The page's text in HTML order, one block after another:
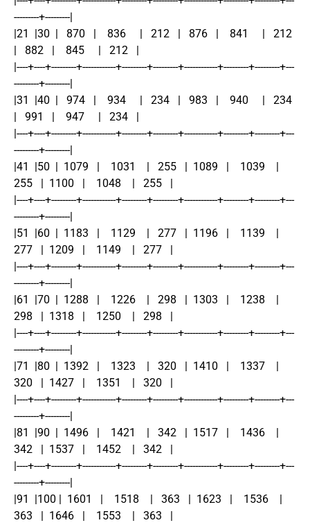
---------+---------|
|21  |30  |   870   |    836     |   212   |   876   |    841     |   212
|   882   |    845     |   212   |
|----+----+---------+------------+---------+---------+------------+---------+---------+---
---------+---------|
|31  |40  |   974   |    934     |   234   |   983   |    940     |   234
|   991   |    947     |   234   |
|----+----+---------+------------+---------+---------+------------+---------+---------+---
---------+---------|
|41  |50  |  1079   |    1031    |   255   |  1089   |    1039    |
255   |  1100   |    1048    |   255   |
|----+----+---------+------------+---------+---------+------------+---------+---------+---
---------+---------|
|51  |60  |  1183   |    1129    |   277   |  1196   |    1139    |
277   |  1209   |    1149    |   277   |
|----+----+---------+------------+---------+---------+------------+---------+---------+---
---------+---------|
|61  |70  |  1288   |    1226    |   298   |  1303   |    1238    |
298   |  1318   |    1250    |   298   |
|----+----+---------+------------+---------+---------+------------+---------+---------+---
---------+---------|
|71  |80  |  1392   |    1323    |   320   |  1410   |    1337    |
320   |  1427   |    1351    |   320   |
|----+----+---------+------------+---------+---------+------------+---------+---------+---
---------+---------|
|81  |90  |  1496   |    1421    |   342   |  1517   |    1436    |
342   |  1537   |    1452    |   342   |
|----+----+---------+------------+---------+---------+------------+---------+---------+---
---------+---------|
|91  |100 |  1601   |    1518    |   363   |  1623   |    1536    |
363   |  1646   |    1553    |   363   |